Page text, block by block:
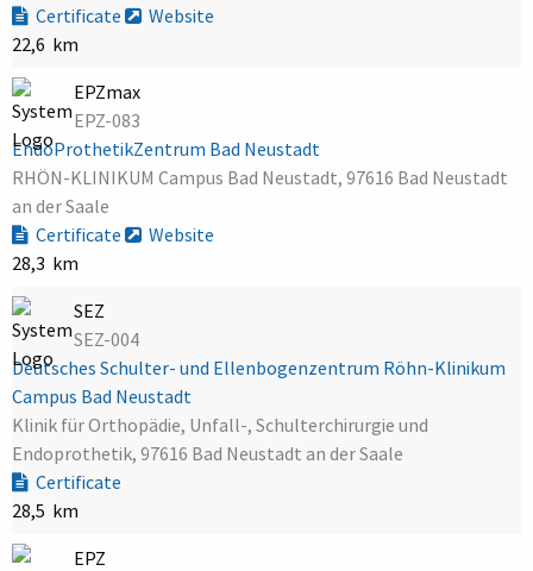
Certificate
Website
22,6 km
EPZmax
EPZ-083
EndoProthetikZentrum Bad Neustadt
RHÖN-KLINIKUM Campus Bad Neustadt, 97616 Bad Neustadt
an der Saale
Certificate
Website
28,3 km
SEZ
SEZ-004
Deutsches Schulter- und Ellenbogenzentrum Röhn-Klinikum
Campus Bad Neustadt
Klinik für Orthopädie, Unfall-, Schulterchirurgie und
Endoprothetik, 97616 Bad Neustadt an der Saale
Certificate
28,5 km
EPZ